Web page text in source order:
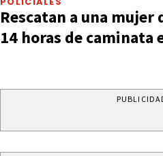
Rescatan a una mujer
14 horas de caminata